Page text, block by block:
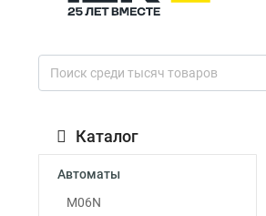
Каталог
Автоматы
M06N